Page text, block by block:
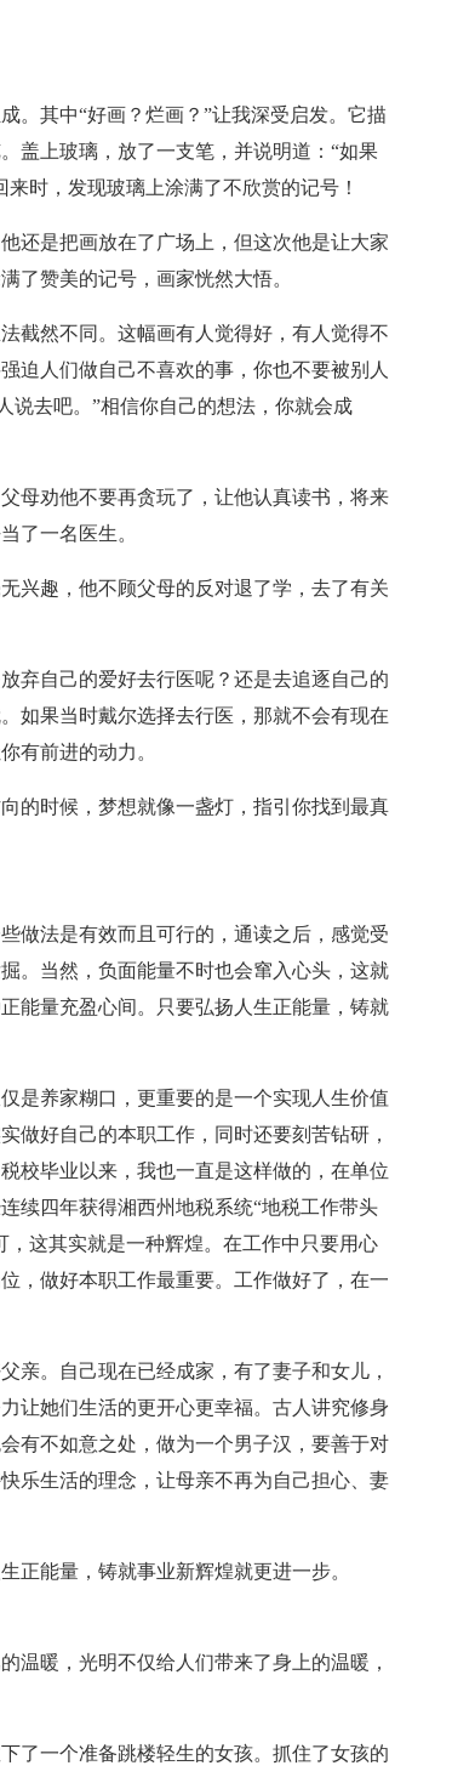
。其中“好画？烂画？”让我深受启发。它描
盖上玻璃，放了一支笔，并说明道：“如果
时，发现玻璃上涂满了不欣赏的记号！
还是把画放在了广场上，但这次他是让大家
了赞美的记号，画家恍然大悟。
截然不同。这幅画有人觉得好，有人觉得不
迫人们做自己不喜欢的事，你也不要被别人
说去吧。”相信你自己的想法，你就会成
母劝他不要再贪玩了，让他认真读书，将来
了一名医生。
兴趣，他不顾父母的反对退了学，去了有关
弃自己的爱好去行医呢？还是去追逐自己的
如果当时戴尔选择去行医，那就不会有现在
有前进的动力。
的时候，梦想就像一盏灯，指引你找到最真
做法是有效而且可行的，通读之后，感觉受
。当然，负面能量不时也会窜入心头，这就
能量充盈心间。只要弘扬人生正能量，铸就
是养家糊口，更重要的是一个实现人生价值
做好自己的本职工作，同时还要刻苦钻研，
校毕业以来，我也一直是这样做的，在单位
续四年获得湘西州地税系统“地税工作带头
，这其实就是一种辉煌。在工作中只要用心
，做好本职工作最重要。工作做好了，在一
亲。自己现在已经成家，有了妻子和女儿，
让她们生活的更开心更幸福。古人讲究修身
有不如意之处，做为一个男子汉，要善于对
乐生活的理念，让母亲不再为自己担心、妻
正能量，铸就事业新辉煌就更进一步。
温暖，光明不仅给人们带来了身上的温暖，
了一个准备跳楼轻生的女孩。抓住了女孩的